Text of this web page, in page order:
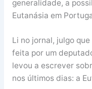
generalidade, a
Eutanásia em
Li no jornal, julgo
feita por um
levou a escrever
nos últimos dias: a